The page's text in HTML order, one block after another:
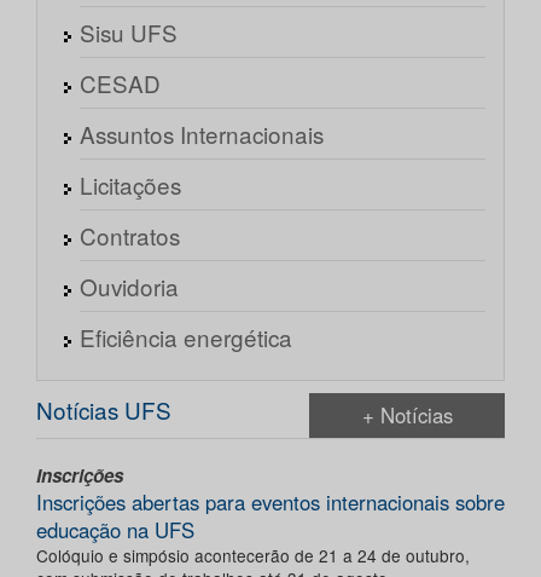
Sisu UFS
CESAD
Assuntos Internacionais
Licitações
Contratos
Ouvidoria
Eficiência energética
Notícias UFS + Notícias
Inscrições
Inscrições abertas para eventos internacionais sobre
educação na UFS
Colóquio e simpósio acontecerão de 21 a 24 de outubro,